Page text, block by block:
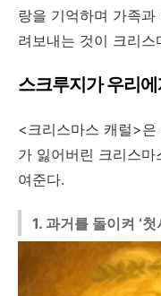
랑을 기억하며 가족
려보내는 것이 크리
스크루지가 우리에
<크리스마스 캐럴>
가 잃어버린 크리스
여준다.
1. 과거를 돌이켜 ‘